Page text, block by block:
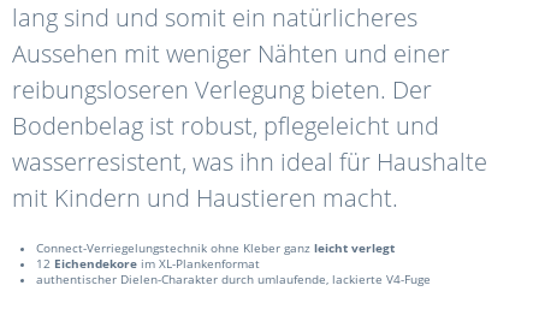
lang sind und somit ein natürlicheres
Aussehen mit weniger Nähten und einer
reibungsloseren Verlegung bieten. Der
Bodenbelag ist robust, pflegeleicht und
wasserresistent, was ihn ideal für Haushalte
mit Kindern und Haustieren macht.
Connect-Verriegelungstechnik ohne Kleber ganz leicht verlegt
12 Eichendekore im XL-Plankenformat
authentischer Dielen-Charakter durch umlaufende, lackierte V4-Fuge